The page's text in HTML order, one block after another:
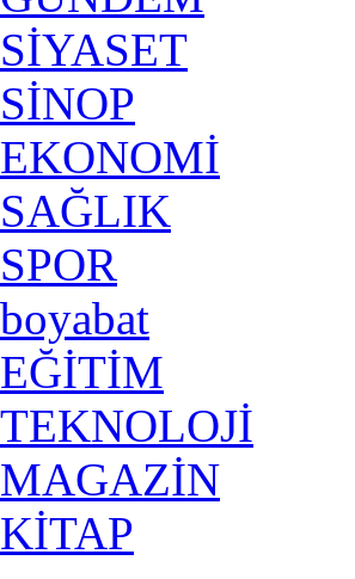
SİYASET
SİNOP
EKONOMİ
SAĞLIK
SPOR
boyabat
EĞİTİM
TEKNOLOJİ
MAGAZİN
KİTAP